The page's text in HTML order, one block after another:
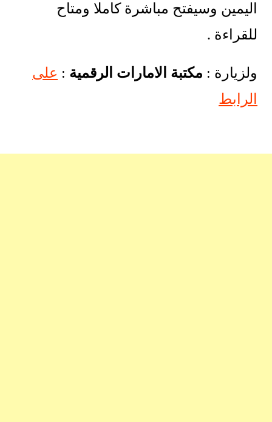
اليمين وسيفتح مباشرة كاملا ومتاح
للقراءة .
ولزيارة : مكتبة الامارات الرقمية : على
الرابط